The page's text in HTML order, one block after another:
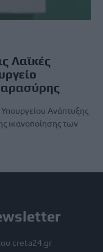
Λαϊκές
Ανάπτυξης
ικανοποίησης των
creta24.gr